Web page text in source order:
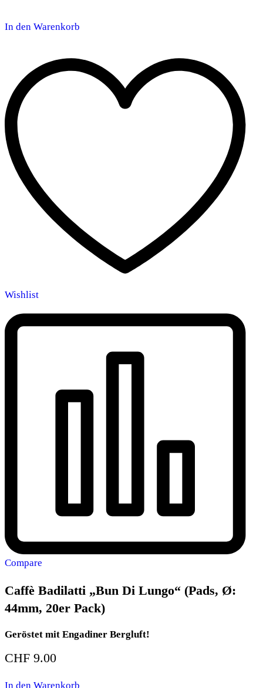
In den Warenkorb
Wishlist
Compare
Caffè Badilatti „Bun Di Lungo“ (Pads, Ø:
44mm, 20er Pack)
Geröstet mit Engadiner Bergluft!
CHF 9.00
In den Warenkorb